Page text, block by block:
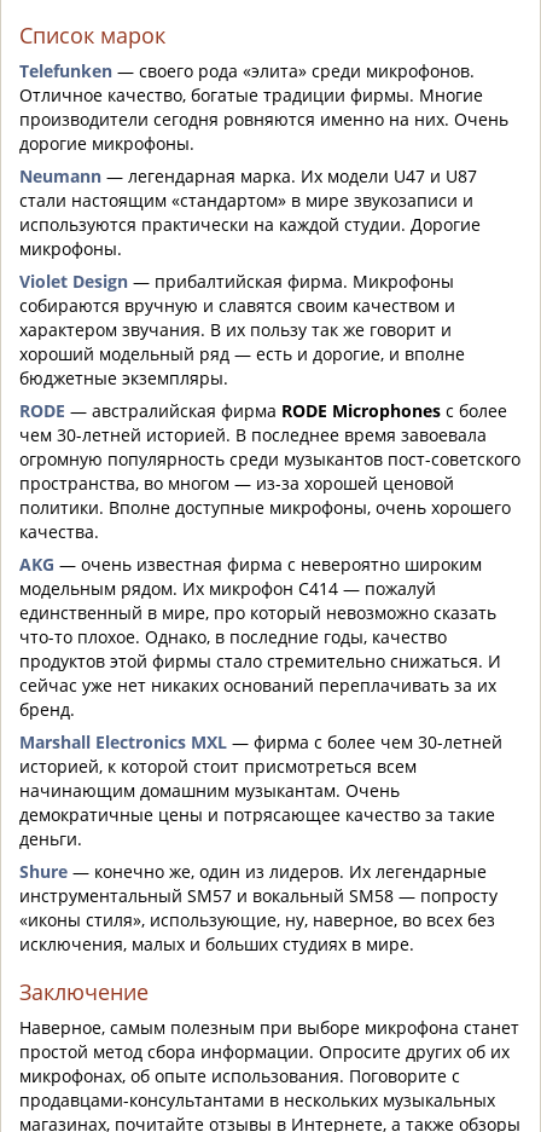
Список марок
Telefunken — своего рода «элита» среди микрофонов.
Отличное качество, богатые традиции фирмы. Многие
производители сегодня ровняются именно на них. Очень
дорогие микрофоны.
Neumann — легендарная марка. Их модели U47 и U87
стали настоящим «стандартом» в мире звукозаписи и
используются практически на каждой студии. Дорогие
микрофоны.
Violet Design — прибалтийская фирма. Микрофоны
собираются вручную и славятся своим качеством и
характером звучания. В их пользу так же говорит и
хороший модельный ряд — есть и дорогие, и вполне
бюджетные экземпляры.
RODE — австралийская фирма RODE Microphones с более
чем 30-летней историей. В последнее время завоевала
огромную популярность среди музыкантов пост-советского
пространства, во многом — из-за хорошей ценовой
политики. Вполне доступные микрофоны, очень хорошего
качества.
AKG — очень известная фирма с невероятно широким
модельным рядом. Их микрофон С414 — пожалуй
единственный в мире, про который невозможно сказать
что-то плохое. Однако, в последние годы, качество
продуктов этой фирмы стало стремительно снижаться. И
сейчас уже нет никаких оснований переплачивать за их
бренд.
Marshall Electronics MXL — фирма с более чем 30-летней
историей, к которой стоит присмотреться всем
начинающим домашним музыкантам. Очень
демократичные цены и потрясающее качество за такие
деньги.
Shure — конечно же, один из лидеров. Их легендарные
инструментальный SM57 и вокальный SM58 — попросту
«иконы стиля», использующие, ну, наверное, во всех без
исключения, малых и больших студиях в мире.
Заключение
Наверное, самым полезным при выборе микрофона станет
простой метод сбора информации. Опросите других об их
микрофонах, об опыте использования. Поговорите с
продавцами-консультантами в нескольких музыкальных
магазинах, почитайте отзывы в Интернете, а также обзоры